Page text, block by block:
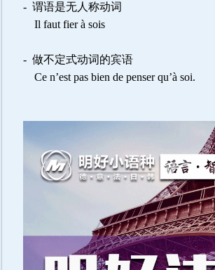
- 谓语是无人称动词
Il faut fier à sois
- 做不定式动词的宾语
Ce n’est pas bien de penser qu’à soi.